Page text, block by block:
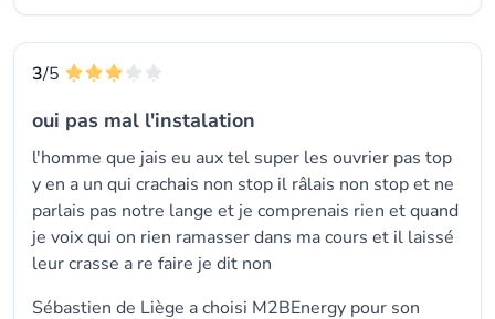
3/5
oui pas mal l'instalation
l'homme que jais eu aux tel super les ouvrier pas top
y en a un qui crachais non stop il râlais non stop et ne
parlais pas notre lange et je comprenais rien et quand
je voix qui on rien ramasser dans ma cours et il laissé
leur crasse a re faire je dit non
Sébastien de Liège a choisi M2BEnergy pour son